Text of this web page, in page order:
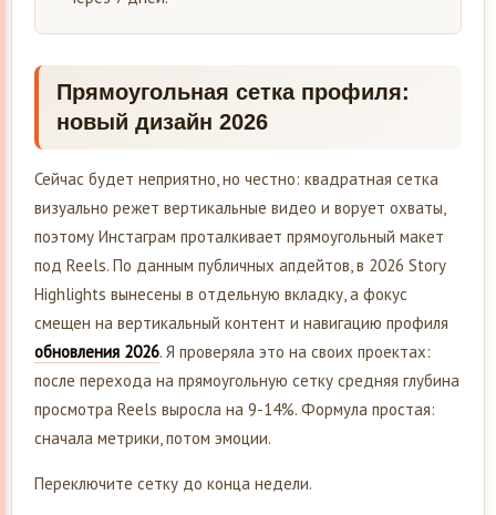
Прямоугольная сетка профиля:
новый дизайн 2026
Сейчас будет неприятно, но честно: квадратная сетка
визуально режет вертикальные видео и ворует охваты,
поэтому Инстаграм проталкивает прямоугольный макет
под Reels. По данным публичных апдейтов, в 2026 Story
Highlights вынесены в отдельную вкладку, а фокус
смещен на вертикальный контент и навигацию профиля
обновления 2026. Я проверяла это на своих проектах:
после перехода на прямоугольную сетку средняя глубина
просмотра Reels выросла на 9-14%. Формула простая:
сначала метрики, потом эмоции.
Переключите сетку до конца недели.